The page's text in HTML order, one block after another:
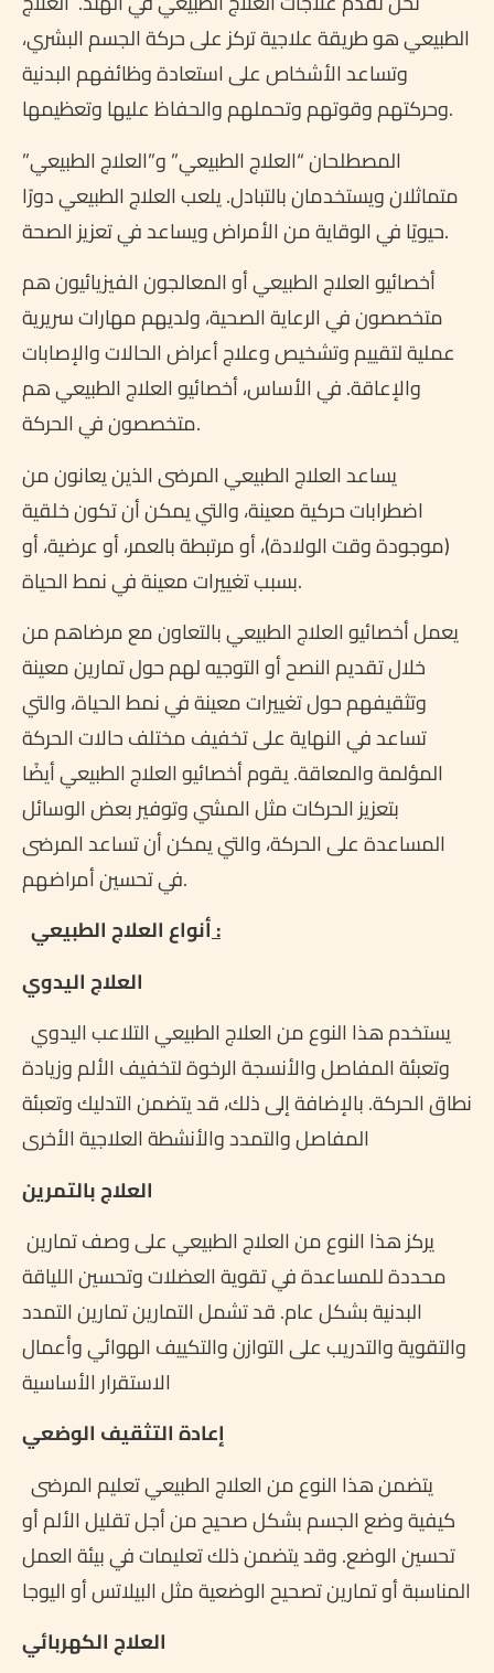
الطبيعي هو طريقة علاجية تركز على حركة الجسم البشري،
وتساعد الأشخاص على استعادة وظائفهم البدنية
وحركتهم وقوتهم وتحملهم والحفاظ عليها وتعظيمها.
المصطلحان “العلاج الطبيعي” و”العلاج الطبيعي”
متماثلان ويستخدمان بالتبادل. يلعب العلاج الطبيعي دورًا
حيويًا في الوقاية من الأمراض ويساعد في تعزيز الصحة.
أخصائيو العلاج الطبيعي أو المعالجون الفيزيائيون هم
متخصصون في الرعاية الصحية، ولديهم مهارات سريرية
عملية لتقييم وتشخيص وعلاج أعراض الحالات والإصابات
والإعاقة. في الأساس، أخصائيو العلاج الطبيعي هم
متخصصون في الحركة.
يساعد العلاج الطبيعي المرضى الذين يعانون من
اضطرابات حركية معينة، والتي يمكن أن تكون خلقية
(موجودة وقت الولادة)، أو مرتبطة بالعمر، أو عرضية، أو
بسبب تغييرات معينة في نمط الحياة.
يعمل أخصائيو العلاج الطبيعي بالتعاون مع مرضاهم من
خلال تقديم النصح أو التوجيه لهم حول تمارين معينة
وتثقيفهم حول تغييرات معينة في نمط الحياة، والتي
تساعد في النهاية على تخفيف مختلف حالات الحركة
المؤلمة والمعاقة. يقوم أخصائيو العلاج الطبيعي أيضًا
بتعزيز الحركات مثل المشي وتوفير بعض الوسائل
المساعدة على الحركة، والتي يمكن أن تساعد المرضى
في تحسين أمراضهم.
أنواع العلاج الطبيعي:
العلاج اليدوي
يستخدم هذا النوع من العلاج الطبيعي التلاعب اليدوي
وتعبئة المفاصل والأنسجة الرخوة لتخفيف الألم وزيادة
نطاق الحركة. بالإضافة إلى ذلك، قد يتضمن التدليك وتعبئة
المفاصل والتمدد والأنشطة العلاجية الأخرى
العلاج بالتمرين
يركز هذا النوع من العلاج الطبيعي على وصف تمارين
محددة للمساعدة في تقوية العضلات وتحسين اللياقة
البدنية بشكل عام. قد تشمل التمارين تمارين التمدد
والتقوية والتدريب على التوازن والتكييف الهوائي وأعمال
الاستقرار الأساسية
إعادة التثقيف الوضعي
يتضمن هذا النوع من العلاج الطبيعي تعليم المرضى
كيفية وضع الجسم بشكل صحيح من أجل تقليل الألم أو
تحسين الوضع. وقد يتضمن ذلك تعليمات في بيئة العمل
المناسبة أو تمارين تصحيح الوضعية مثل البيلاتس أو اليوجا
العلاج الكهربائي